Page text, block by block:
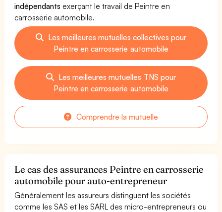
indépendants exerçant le travail de Peintre en
carrosserie automobile.
Les meilleures mutuelles collectives pour
Peintre en carrosserie automobile
Les meilleures mutuelles TNS pour
Peintre en carrosserie automobile
Comprendre la mutuelle
Le cas des assurances Peintre en carrosserie
automobile pour auto-entrepreneur
Généralement les assureurs distinguent les sociétés
comme les SAS et les SARL des micro-entrepreneurs ou